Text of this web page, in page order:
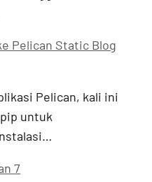
Pelican Static Blog
Pelican, kali ini
untuk
7